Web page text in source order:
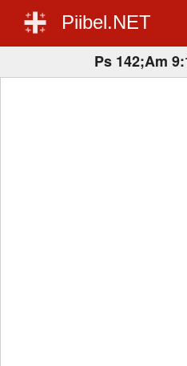
Piibel.NET
Ps 142;Am